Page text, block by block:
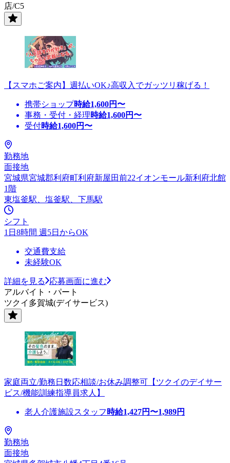
店/C5
【スマホご案内】週払いOK♪高収入でガッツリ稼げる！
携帯ショップ時給1,600円〜
事務・受付・経理時給1,600円〜
受付時給1,600円〜
勤務地
面接地
宮城県宮城郡利府町利府新屋田前22イオンモール新利府北館
1階
東塩釜駅、塩釜駅、下馬駅
シフト
1日8時間 週5日からOK
交通費支給
未経験OK
詳細を見る
応募画面に進む
アルバイト・パート
ツクイ多賀城(デイサービス)
家庭両立/勤務日数応相談/お休み調整可【ツクイのデイサー
ビス/機能訓練指導員求人】
老人介護施設スタッフ 時給1,427円〜1,989円
勤務地
面接地